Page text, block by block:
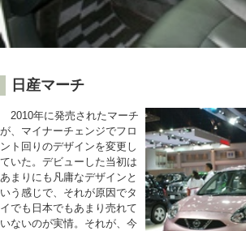
日産マーチ
2010年に発売されたマーチ
が、マイナーチェンジでフロ
ント回りのデザインを変更し
ていた。デビューした当初は
あまりにも凡庸なデザインと
いう感じで、それが原因でタ
イでも日本でもあまり売れて
いないのが実情。それが、今